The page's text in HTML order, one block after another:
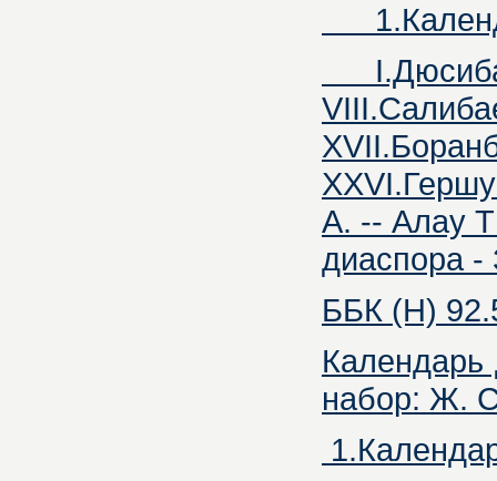
А. -- Алау
диаспора -
ББК (Н)
Календарь
набор: Ж.